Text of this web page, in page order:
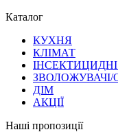
Каталог
КУХНЯ
КЛІМАТ
ЗВОЛОЖУВАЧІ/
ДІМ
АКЦІЇ
Наші пропозиції